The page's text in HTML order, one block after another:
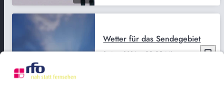
bookmark_border
9. Apr. 2026 02:09 Min.
Wetter für das Sendegebiet